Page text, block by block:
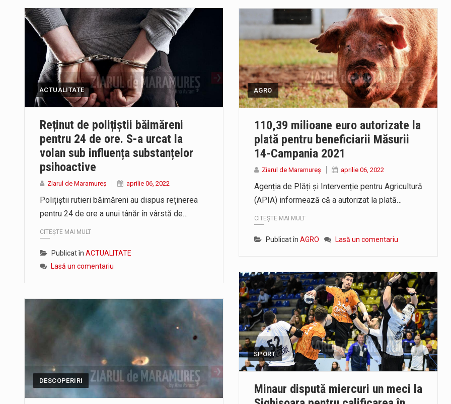
ACTUALITATE
Reținut de polițiștii băimăreni
pentru 24 de ore. S-a urcat la
volan sub influența substanțelor
psihoactive
Ziarul de Maramureș aprilie 06, 2022
Polițiștii rutieri băimăreni au dispus reținerea
pentru 24 de ore a unui tânăr în vârstă de…
CITEȘTE MAI MULT
Publicat în ACTUALITATE
Lasă un comentariu
AGRO
110,39 milioane euro autorizate la
plată pentru beneficiarii Măsurii
14-Campania 2021
Ziarul de Maramureș aprilie 06, 2022
Agenția de Plăți și Intervenție pentru Agricultură
(APIA) informează că a autorizat la plată…
CITEȘTE MAI MULT
Publicat în AGRO Lasă un comentariu
SPORT
Minaur dispută miercuri un meci la
DESCOPERIRI